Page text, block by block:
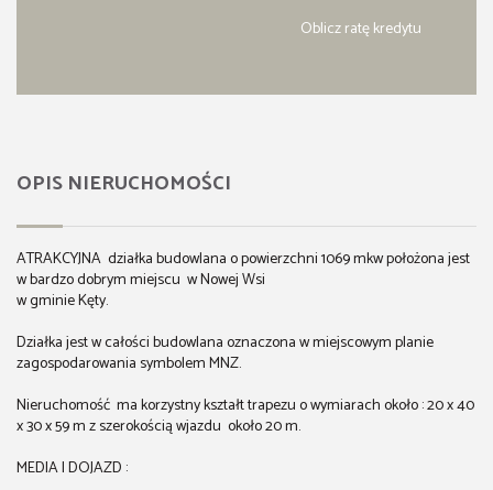
Oblicz ratę kredytu
OPIS NIERUCHOMOŚCI
ATRAKCYJNA działka budowlana o powierzchni 1069 mkw położona jest
w bardzo dobrym miejscu w Nowej Wsi
w gminie Kęty.
Działka jest w całości budowlana oznaczona w miejscowym planie
zagospodarowania symbolem MNZ.
Nieruchomość ma korzystny kształt trapezu o wymiarach około : 20 x 40
x 30 x 59 m z szerokością wjazdu około 20 m.
MEDIA I DOJAZD :